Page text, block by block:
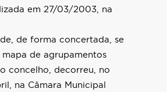
em 27/03/2003, na
de forma concertada, se
de agrupamentos
concelho, decorreu, no
na Câmara Municipal